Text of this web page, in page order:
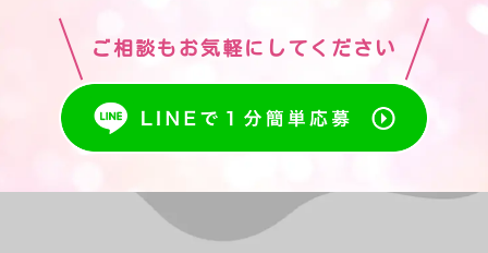
ご相談もお気軽にしてください